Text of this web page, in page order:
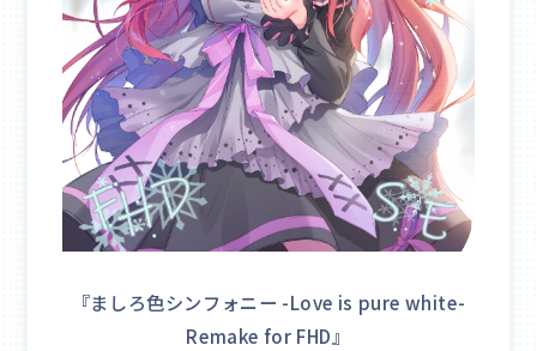
『ましろ色シンフォニー -Love is pure white-
Remake for FHD』